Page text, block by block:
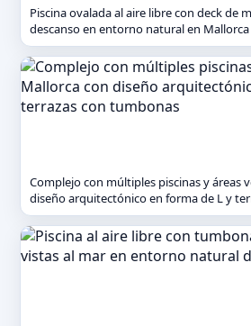
Piscina ovalada al aire libre con deck de
descanso en entorno natural en Mallorca
Complejo con múltiples piscinas y áreas
diseño arquitectónico en forma de L y